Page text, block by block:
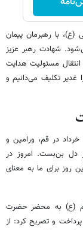
با رهبرمان پیمان
شهادت رهبر عزیز
مسئولیت هدایت
تکلیف می‌دانیم و
خطیب نماز جمعه قم ضمن گرامیداشت شهدای قیام ۱۵ خرداد در قم، ورامین و
دل بن‌بست. امروز در
روز برای ما به معنای
(ع) به محضر حضرت
و تصریح کرد: از